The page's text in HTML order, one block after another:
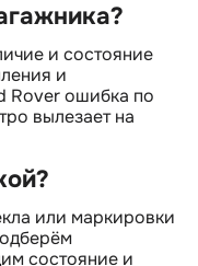
и состояние
и
Rover ошибка по
вылезает на
или маркировки
состояние и